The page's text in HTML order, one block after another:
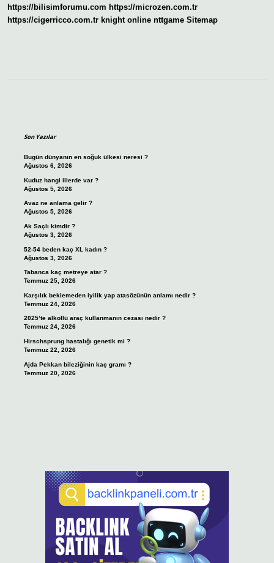
https://bilisimforumu.com https://microzen.com.tr
https://cigerricco.com.tr knight online nttgame Sitemap
Son Yazılar
Bugün dünyanın en soğuk ülkesi neresi ?
Ağustos 6, 2026
Kuduz hangi illerde var ?
Ağustos 5, 2026
Avaz ne anlama gelir ?
Ağustos 5, 2026
Ak Saçlı kimdir ?
Ağustos 3, 2026
52-54 beden kaç XL kadın ?
Ağustos 3, 2026
Tabanca kaç metreye atar ?
Temmuz 25, 2026
Karşılık beklemeden iyilik yap atasözünün anlamı nedir ?
Temmuz 24, 2026
2025’te alkollü araç kullanmanın cezası nedir ?
Temmuz 24, 2026
Hirschsprung hastalığı genetik mi ?
Temmuz 22, 2026
Ajda Pekkan bileziğinin kaç gramı ?
Temmuz 20, 2026